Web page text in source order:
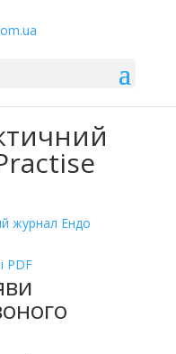
журнал Ендо
PDF